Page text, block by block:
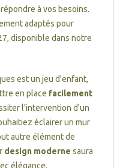
à vos besoins.
adaptés pour
disponible dans notre
est un jeu d'enfant,
en place facilement
l'intervention d'un
éclairer un mur
autre élément de
design moderne saura
élégance.